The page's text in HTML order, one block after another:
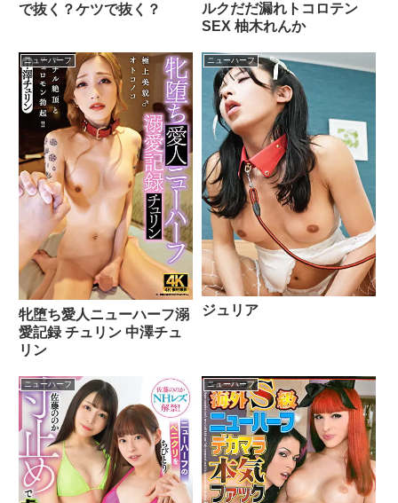
で抜く？ケツで抜く？
ルクだだ漏れトコロテン
SEX 柚木れんか
ニューハーフ
牝堕ち愛人ニューハーフ溺
愛記録 チュリン 中澤チュ
リン
ニューハーフ
ジュリア
ニューハーフ ニューハーフ